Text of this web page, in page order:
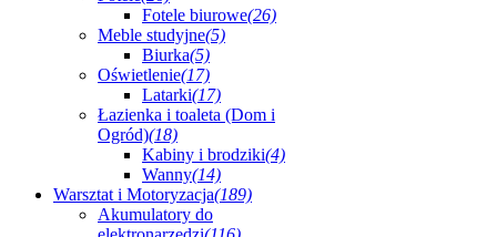
Fotele biurowe(26)
Meble studyjne(5)
Biurka(5)
Oświetlenie(17)
Latarki(17)
Łazienka i toaleta (Dom i
Ogród)(18)
Kabiny i brodziki(4)
Wanny(14)
Warsztat i Motoryzacja(189)
Akumulatory do